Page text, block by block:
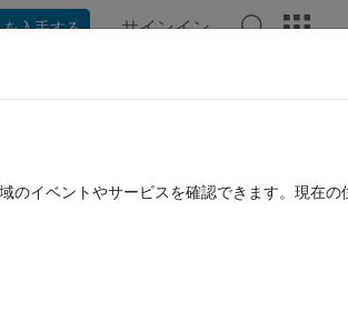
入手する サインイン
イベントやサービスを確認できます。現在